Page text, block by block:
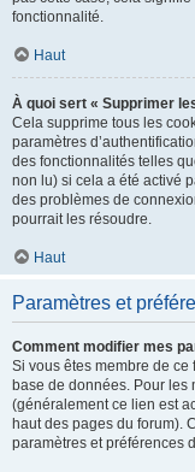
fonctionnalité.
Haut
À quoi sert « Supprimer
Cela supprime tous les
paramètres
des fonctionnalités telles
non lu) si cela a été activé
des problèmes de
pourrait les résoudre.
Haut
Paramètres et
Comment modifier mes
Si vous êtes membre de ce
base de données. Pour les
(généralement ce lien est
haut des pages du forum).
paramètres et préférences